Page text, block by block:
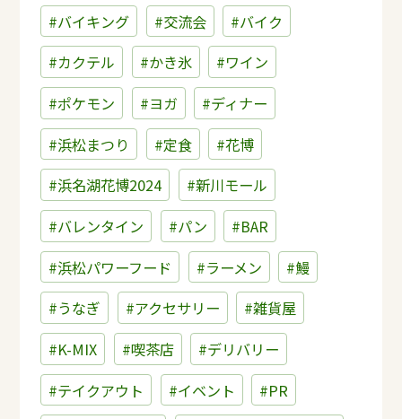
#バイキング
#交流会
#バイク
#カクテル
#かき氷
#ワイン
#ポケモン
#ヨガ
#ディナー
#浜松まつり
#定食
#花博
#浜名湖花博2024
#新川モール
#バレンタイン
#パン
#BAR
#浜松パワーフード
#ラーメン
#鰻
#うなぎ
#アクセサリー
#雑貨屋
#K-MIX
#喫茶店
#デリバリー
#テイクアウト
#イベント
#PR